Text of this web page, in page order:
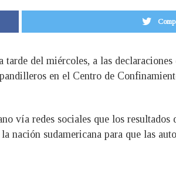
del miércoles, a las
en el Centro de
vía redes sociales que los resultados
nación sudamericana para que las